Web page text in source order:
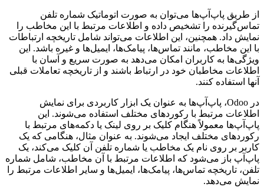
از طریق پاپ‌آپ‌ها می‌توان به صورت اتوماتیک شماره تلفن
تماس‌گیرنده را تشخیص داده و اطلاعات مرتبط با این مخاطب را
نمایش داد. همچنین، این اطلاعات می‌تواند شامل تاریخچه ارتباطات
با این مخاطب، مانند تماس‌ها، پیامک‌ها، ایمیل‌ها و غیره باشد. این
ویژگی‌ها به کاربران امکان می‌دهد به صورت سریع و آسان با
اطلاعات مخاطبان خود در ارتباط باشند و از تاریخچه تعاملات قبلی
آنها استفاده کنند.
در Odoo، پاپ‌آپ‌ها به عنوان یک ابزار کاربردی برای نمایش
اطلاعات مرتبط با رکوردهای مختلف استفاده می‌شوند. این
پاپ‌آپ‌ها معمولاً هنگام کلیک بر روی لینک یا دکمه‌های مرتبط با
رکوردهای مختلف ایجاد می‌شوند. به عنوان مثال، هنگامی که یک
کاربر بر روی نام یک مخاطب یا شماره تلفن آن کلیک می‌کند، یک
پاپ‌آپ باز می‌شود که اطلاعات مرتبط با آن مخاطب، شامل شماره
تلفن، تاریخچه تماس‌ها، پیامک‌ها، ایمیل‌ها و سایر اطلاعات مرتبط را
نمایش می‌دهد.